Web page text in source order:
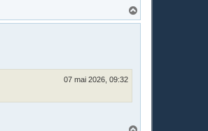
a
07 mai 2026, 09:32